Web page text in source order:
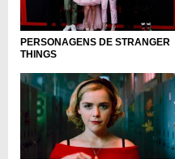
PERSONAGENS DE STRANGER
THINGS